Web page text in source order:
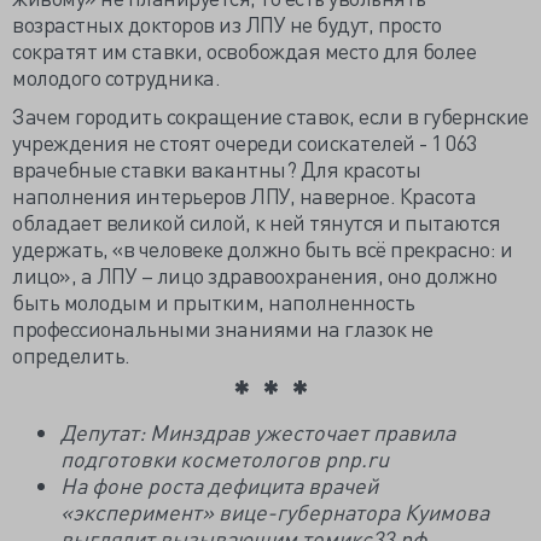
возрастных докторов из ЛПУ не будут, просто
сократят им ставки, освобождая место для более
молодого сотрудника.
Зачем городить сокращение ставок, если в губернские
учреждения не стоят очереди соискателей - 1 063
врачебные ставки вакантны? Для красоты
наполнения интерьеров ЛПУ, наверное. Красота
обладает великой силой, к ней тянутся и пытаются
удержать, «в человеке должно быть всё прекрасно: и
лицо», а ЛПУ – лицо здравоохранения, оно должно
быть молодым и прытким, наполненность
профессиональными знаниями на глазок не
определить.
Депутат: Минздрав ужесточает правила
подготовки косметологов pnp.ru
На фоне роста дефицита врачей
«эксперимент» вице-губернатора Куимова